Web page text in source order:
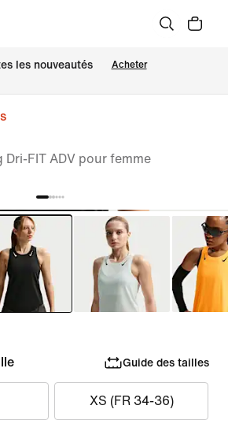
les nouveautés Acheter
FIT ADV pour femme
Guide des tailles
XS (FR 34-36)